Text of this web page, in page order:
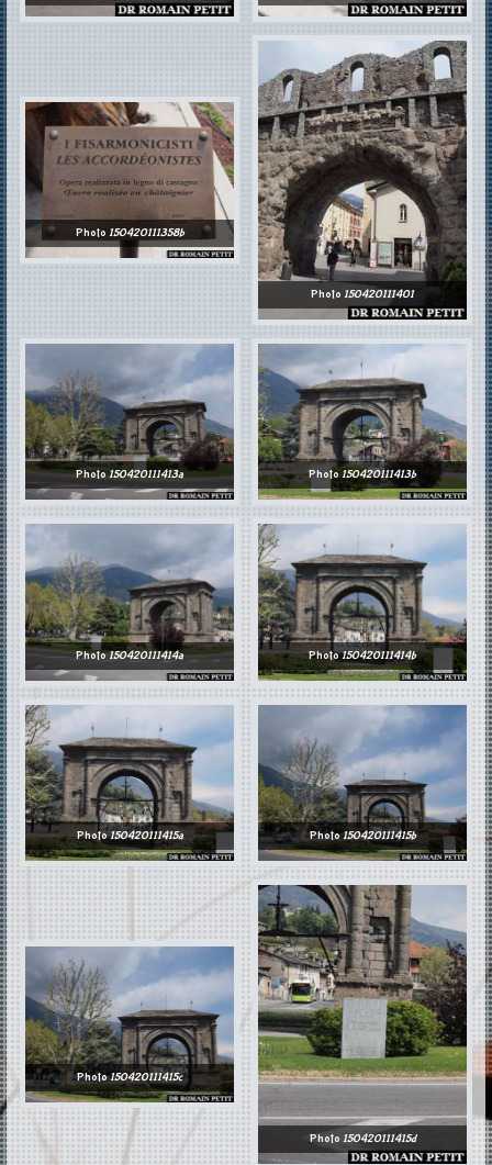
Photo 150420111358b
Photo 150420111401
Photo150420111413a Photo 150420111413b
Photo150420111414a Photo150420111414b
Photo150420111415a Photo150420111415b
Photo150420111415c
Photo 150420111415d